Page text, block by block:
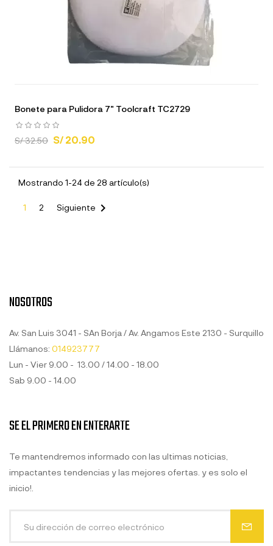
Bonete para Pulidora 7" Toolcraft TC2729
S/ 32.50 S/ 20.90
Mostrando 1-24 de 28 artículo(s)
1 2 Siguiente 
NOSOTROS
Av. San Luis 3041 - SAn Borja / Av. Angamos Este 2130 - Surquillo
Llámanos: 014923777
Lun - Vier 9.00 - 13.00 / 14.00 - 18.00
Sab 9.00 - 14.00
SE EL PRIMERO EN ENTERARTE
Te mantendremos informado con las ultimas noticias,
impactantes tendencias y las mejores ofertas. y es solo el
inicio!.